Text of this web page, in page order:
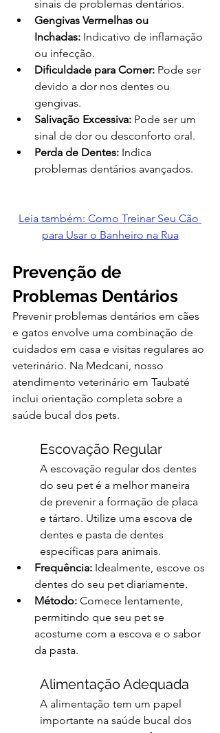
sinais de problemas dentários.
Gengivas Vermelhas ou
Inchadas: Indicativo de inflamação
ou infecção.
Dificuldade para Comer: Pode ser
devido a dor nos dentes ou
gengivas.
Salivação Excessiva: Pode ser um
sinal de dor ou desconforto oral.
Perda de Dentes: Indica
problemas dentários avançados.
Leia também: Como Treinar Seu Cão
para Usar o Banheiro na Rua
Prevenção de
Problemas Dentários
Prevenir problemas dentários em cães
e gatos envolve uma combinação de
cuidados em casa e visitas regulares ao
veterinário. Na Medcani, nosso
atendimento veterinário em Taubaté
inclui orientação completa sobre a
saúde bucal dos pets.
Escovação Regular
A escovação regular dos dentes
do seu pet é a melhor maneira
de prevenir a formação de placa
e tártaro. Utilize uma escova de
dentes e pasta de dentes
específicas para animais.
Frequência: Idealmente, escove os
dentes do seu pet diariamente.
Método: Comece lentamente,
permitindo que seu pet se
acostume com a escova e o sabor
da pasta.
Alimentação Adequada
A alimentação tem um papel
importante na saúde bucal dos